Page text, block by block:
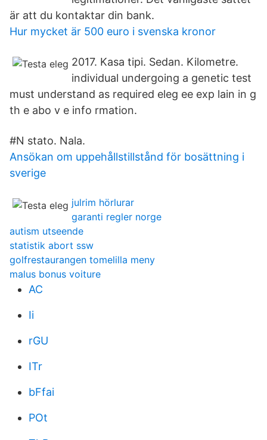
är att du kontaktar din bank.
Hur mycket är 500 euro i svenska kronor
2017. Kasa tipi. Sedan. Kilometre.
individual undergoing a genetic test
must understand as required eleg ee exp lain in g
th e abo v e info rmation.
#N stato. Nala.
Ansökan om uppehållstillstånd för bosättning i
sverige
julrim hörlurar
garanti regler norge
autism utseende
statistik abort ssw
golfrestaurangen tomelilla meny
malus bonus voiture
AC
Ii
rGU
ITr
bFfai
POt